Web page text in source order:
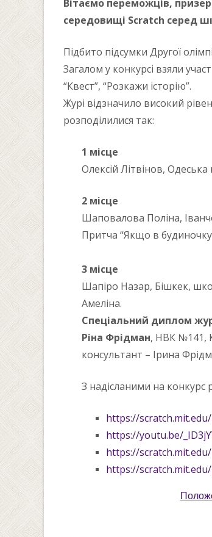
Вітаємо переможців,
середовищі Scratch серед
Підбито підсумки Другої
Загалом у конкурсі взяли
“Квест”, “Розкажи історію”.
Журі відзначило високий
розподілилися так:
1 місце
Олексій Літвінов,
2 місце
Шаповалова Поліна,
Притча “Якщо в будиночку
3 місце
Шапіро Назар, Бішкек,
Амеліна.
Спеціальний диплом
Ріна Фрідман, НВК №141,
консультант – Ірина
З надісланими на
https://
https://youtu.be/
https://
https://